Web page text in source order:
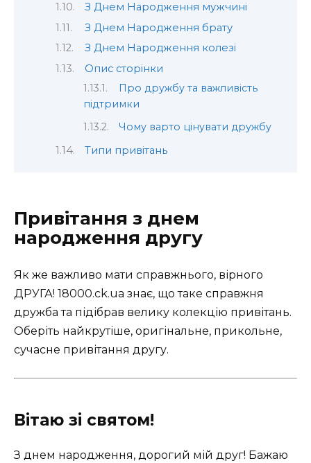
З Днем Народження мужчині
З Днем Народження брату
З Днем Народження колезі
Опис сторінки
Про дружбу та важливість
підтримки
Чому варто цінувати дружбу
Типи привітань
Привітання з днем
народження другу
Як же важливо мати справжнього, вірного
ДРУГА! 18000.ck.ua знає, що таке справжня
дружба та підібрав велику колекцію привітань.
Оберіть найкрутіше, оригінальне, прикольне,
сучасне привітання другу.
Вітаю зі святом!
З днем ​​народження, дорогий мій друг! Бажаю